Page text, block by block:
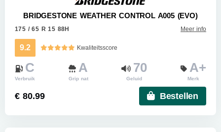
BRIDGESTONE WEATHER CONTROL A005 (EVO)
175 / 65 R 15 88H Meer info
9.2 Kwaliteitsscore
C
Verbruik
A
Grip nat
70
Geluid
A+
Merk
€ 80.99 Bestellen